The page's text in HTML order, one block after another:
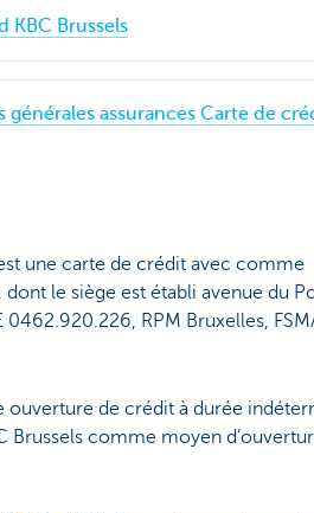
KBC Brussels
assurances Carte de
une carte de crédit avec comme
le siège est établi avenue du
0462.920.226, RPM Bruxelles,
ouverture de crédit à durée
Brussels comme moyen